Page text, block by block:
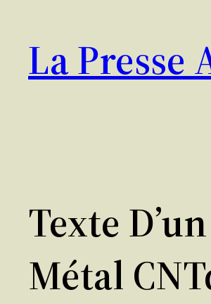
contenu
La Presse
Texte
Métal